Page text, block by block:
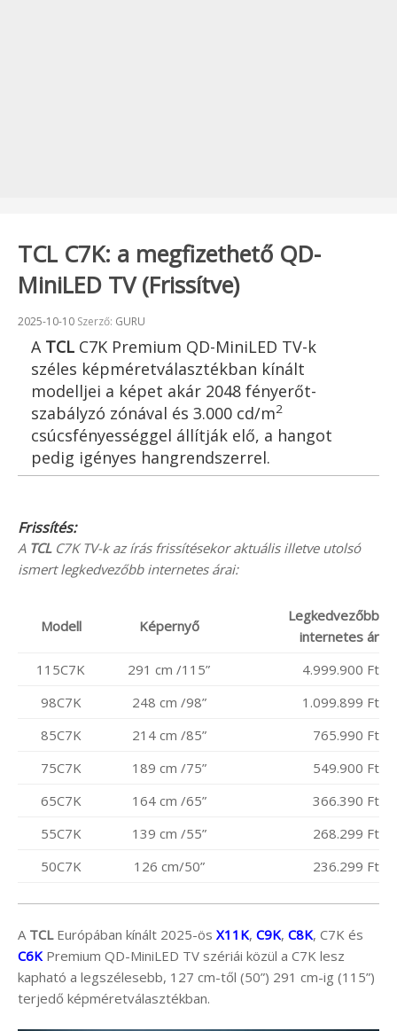
TCL C7K: a megfizethető QD-
MiniLED TV (Frissítve)
Beküldve:
2025-10-10 Szerző: GURU
A TCL C7K Premium QD-MiniLED TV-k
széles képméretválasztékban kínált
modelljei a képet akár 2048 fényerőt-
szabályzó zónával és 3.000 cd/m2
csúcsfényességgel állítják elő, a hangot
pedig igényes hangrendszerrel.
Frissítés:
A TCLC7K TV-k az írás frissítésekor aktuális illetve utolsó
ismert legkedvezőbb internetes árai:
Modell Képernyő
Legkedvezőbb
internetes ár
115C7K
291 cm /115”
4.999.900 Ft
98C7K
248 cm /98”
1.099.899 Ft
85C7K
214 cm /85”
765.990 Ft
75C7K
189 cm /75”
549.900 Ft
65C7K
164 cm /65”
366.390 Ft
55C7K
139 cm /55”
268.299 Ft
50C7K
126 cm/50” 236.299 Ft
A TCL Európában kínált 2025-ös X11K, C9K, C8K, C7K és
C6KPremium QD-MiniLED TV szériái közül a C7K lesz
kapható a legszélesebb, 127 cm-től (50”) 291 cm-ig (115”)
terjedő képméretválasztékban.